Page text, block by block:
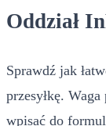
Oddział
Sprawdź jak
przesyłkę.
wpisać do